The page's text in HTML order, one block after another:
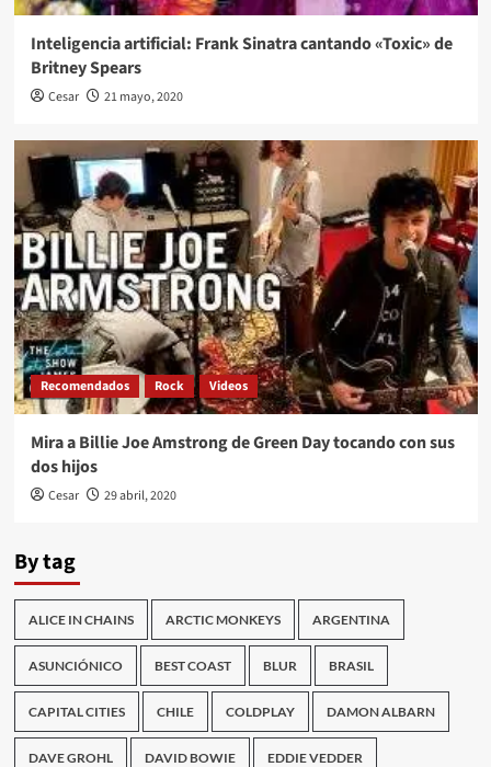
Inteligencia artificial: Frank Sinatra cantando «Toxic» de
Britney Spears
Cesar 21 mayo, 2020
Recomendados Rock Videos
Mira a Billie Joe Amstrong de Green Day tocando con sus
dos hijos
Cesar 29 abril, 2020
By tag
ALICE IN CHAINS ARCTIC MONKEYS ARGENTINA
ASUNCIÓNICO BEST COAST BLUR BRASIL
CAPITAL CITIES CHILE COLDPLAY DAMON ALBARN
DAVE GROHL DAVID BOWIE EDDIE VEDDER